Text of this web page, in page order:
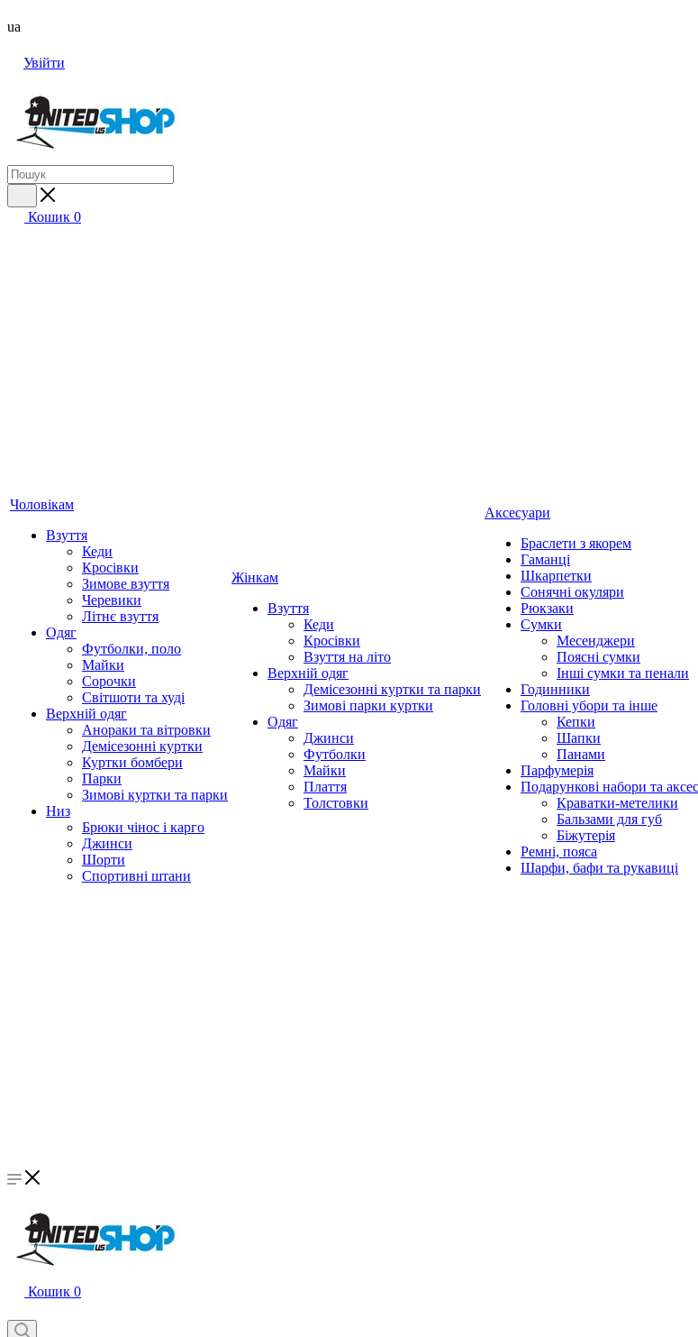
ua
Увійти
Кошик 0
Чоловікам
Взуття
Кеди
Кросівки
Зимове взуття
Черевики
Літнє взуття
Одяг
Футболки, поло
Майки
Сорочки
Світшоти та худі
Верхній одяг
Анораки та вітровки
Демісезонні куртки
Куртки бомбери
Парки
Зимові куртки та парки
Низ
Брюки чінос і карго
Джинси
Шорти
Спортивні штани
Жінкам
Взуття
Кеди
Кросівки
Взуття на літо
Верхній одяг
Демісезонні куртки та парки
Зимові парки куртки
Одяг
Джинси
Футболки
Майки
Плаття
Толстовки
Аксесуари
Браслети з якорем
Гаманці
Шкарпетки
Сонячні окуляри
Рюкзаки
Сумки
Месенджери
Поясні сумки
Інші сумки та пенали
Годинники
Головні убори та інше
Кепки
Шапки
Панами
Парфумерія
Подарункові набори та
Краватки-метелики
Бальзами для губ
Біжутерія
Ремні, пояса
Шарфи, бафи та рукавиці
Кошик 0